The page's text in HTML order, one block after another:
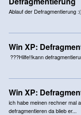
Ablauf der Defragmentierung
Win XP:
???Hilfe!!kann
Win XP:
ich habe meinen rechner mal
defragmentieren da blieb er...